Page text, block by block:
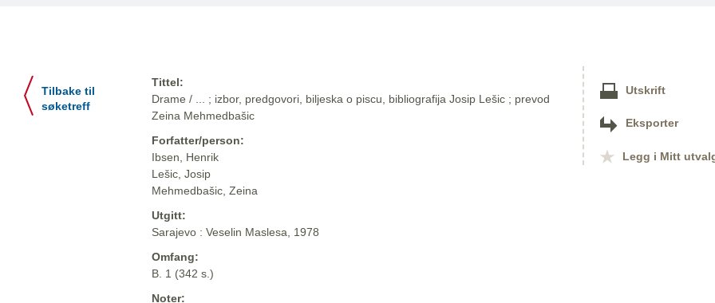
Tilbake til
søketreff
Tittel:
Drame / ... ; izbor, predgovori, biljeska o piscu, bibliografija Josip Lešic ; prevod
Zeina Mehmedbašic
Forfatter/person:
Ibsen, Henrik
Lešic, Josip
Mehmedbašic, Zeina
Utgitt:
Sarajevo : Veselin Maslesa, 1978
Omfang:
B. 1 (342 s.)
Noter:
Utskrift
Eksporter
Legg i Mitt